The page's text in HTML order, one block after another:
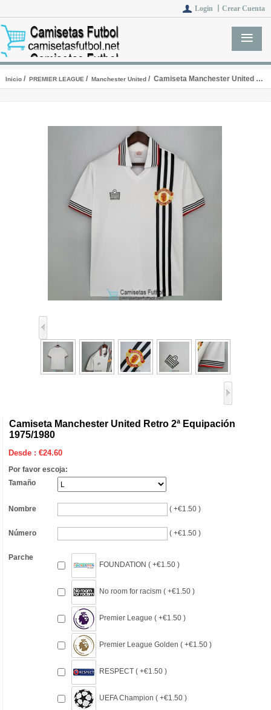
Login 丨 Crear Cuenta
Inicio/ PREMIER LEAGUE/ Manchester United/ Camiseta Manchester United Retro 2ª Equipación 1975/1980
Camiseta Manchester United Retro 2ª Equipación
1975/1980
Desde :€24.60
Por favor escoja:
Tamaño
Nombre ( +€1.50 )
Número ( +€1.50 )
Parche
FOUNDATION ( +€1.50 )
No room for racism ( +€1.50 )
Premier League ( +€1.50 )
Premier League Golden ( +€1.50 )
RESPECT ( +€1.50 )
UEFA Champion ( +€1.50 )